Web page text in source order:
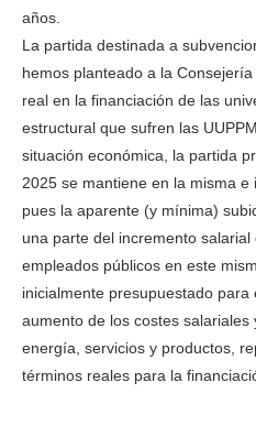
años.
La partida destinada a
hemos planteado a la
real en la financiación de las
estructural que sufren las
situación económica, la partida
2025 se mantiene en la misma e
pues la aparente (y mínima)
una parte del incremento
empleados públicos en este
inicialmente presupuestado
aumento de los costes salariales
energía, servicios y productos,
términos reales para la